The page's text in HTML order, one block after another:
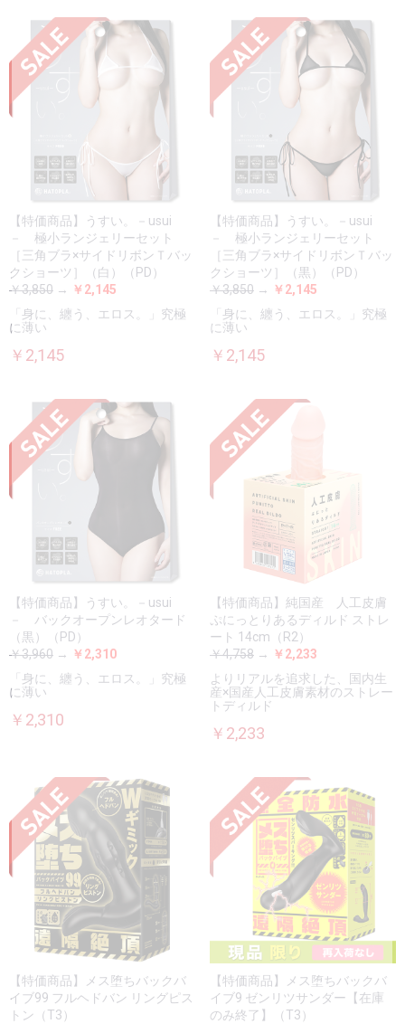
【特価商品】うすい。－usui
－ 極小ランジェリーセット
［三角ブラ×サイドリボンＴバッ
クショーツ］（白）（PD）
￥3,850 → ￥2,145
「身に、纏う、エロス。」究極
に薄い
￥2,145
【特価商品】うすい。－usui
－ 極小ランジェリーセット
［三角ブラ×サイドリボンＴバッ
クショーツ］（黒）（PD）
￥3,850 → ￥2,145
「身に、纏う、エロス。」究極
に薄い
￥2,145
【特価商品】うすい。－usui
－ バックオープンレオタード
（黒）（PD）
￥3,960 → ￥2,310
「身に、纏う、エロス。」究極
に薄い
￥2,310
【特価商品】純国産 人工皮膚
ぷにっとりあるディルド ストレ
ート 14cm（R2）
￥4,758 → ￥2,233
よりリアルを追求した、国内生
産×国産人工皮膚素材のストレー
トディルド
￥2,233
【特価商品】メス堕ちバックバ
イブ99 フルヘドバン リングピス
トン（T3）
【特価商品】メス堕ちバックバ
イブ9 ゼンリツサンダー【在庫
のみ終了】（T3）